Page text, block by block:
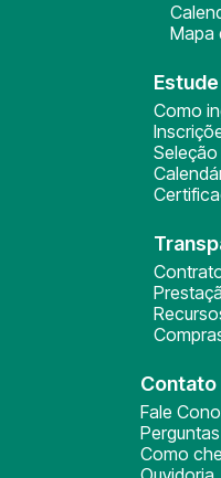
Mapa
Como
Contato
Fale
Como